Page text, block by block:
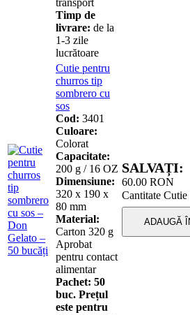
transport
Timp de
livrare: de la
1-3 zile
lucrătoare
Cutie pentru
churros tip
sombrero cu
sos
Cod: 3401
Culoare:
Colorat
Capacitate:
200 g / 16 OZ
Dimensiune:
320 x 190 x
80 mm
Material:
Carton 320 g
Aprobat
pentru contact
alimentar
Pachet: 50
buc. Prețul
este pentru
SALVAȚI:
60.00 RON
Cantitate Cutie
ADAUGĂ